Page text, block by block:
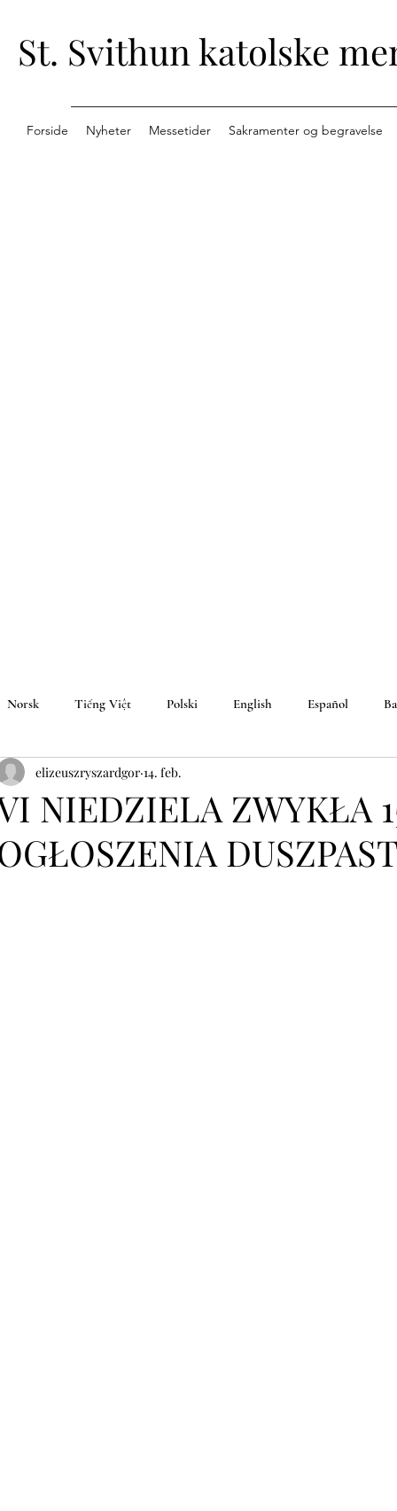
St. Svithun katolske
Forside Nyheter Messetider Sakramenter og begravelse
Norsk Tiếng Việt Polski English Español
NIEDZIELA ZWYKŁA
elizeuszryszardgor 14. feb.